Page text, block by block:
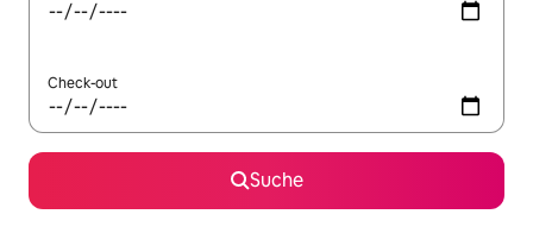
Check-out
Suche